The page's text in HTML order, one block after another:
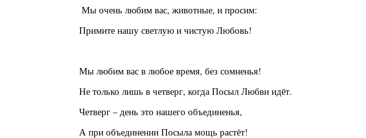
Мы очень любим вас, животные, и просим:
Примите нашу светлую и чистую Любовь!
Мы любим вас в любое время, без сомненья!
Не только лишь в четверг, когда Посыл Любви идёт.
Четверг – день это нашего объединенья,
А при объединении Посыла мощь растёт!